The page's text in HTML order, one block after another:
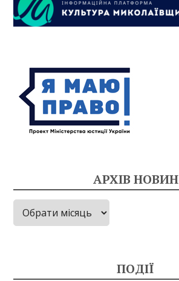
АРХІВ НОВИН
Архів
новин
ПОДІЇ